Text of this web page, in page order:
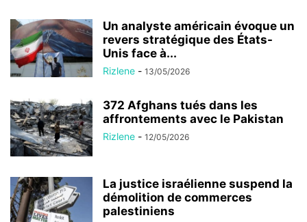
Un analyste américain évoque un
revers stratégique des États-
Unis face à...
Rizlene - 13/05/2026
372 Afghans tués dans les
affrontements avec le Pakistan
Rizlene - 12/05/2026
La justice israélienne suspend la
démolition de commerces
palestiniens